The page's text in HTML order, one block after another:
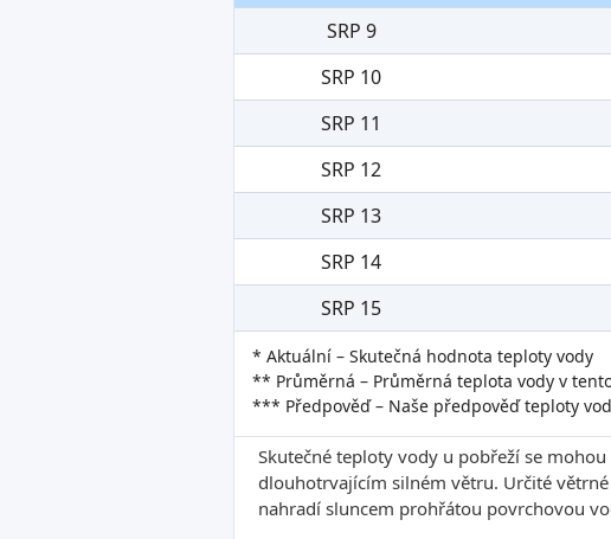
SRP 9
SRP 10
SRP 11
SRP 12
SRP 13
SRP 14
SRP 15
* Aktuální – Skutečná hodnota teploty vody
** Průměrná – Průměrná teplota vody v
*** Předpověď – Naše předpověď teploty
Skutečné teploty vody u pobřeží se
dlouhotrvajícím silném větru. Určité
nahradí sluncem prohřátou povrchovou